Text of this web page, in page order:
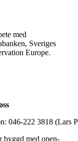
med
Sveriges
Europe.
046-222 3818 (Lars
byggd med open-